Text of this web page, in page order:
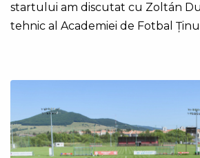
startului am discutat cu Zoltán
tehnic al Academiei de Fotbal